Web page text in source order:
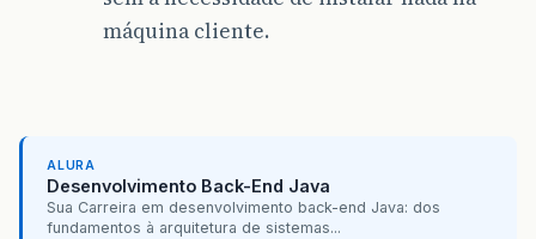
máquina cliente.
ALURA
Desenvolvimento Back-End Java
Sua Carreira em desenvolvimento back-end Java: dos
fundamentos à arquitetura de sistemas...